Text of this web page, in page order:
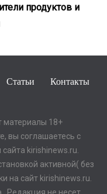
продуктов и
Статьи Контакты
материалы 18+
вы соглашаетесь с
kirishinews.ru.
активной( без
на сайт kirishinews.ru.
. Редакция не несет